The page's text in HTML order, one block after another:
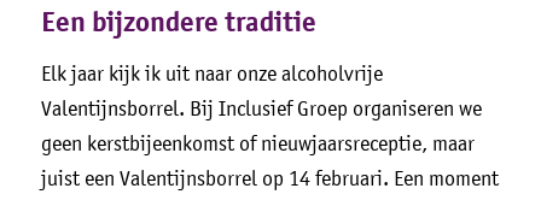
Een bijzondere traditie
Elk jaar kijk ik uit naar onze alcoholvrije
Valentijnsborrel. Bij Inclusief Groep organiseren we
geen kerstbijeenkomst of nieuwjaarsreceptie, maar
juist een Valentijnsborrel op 14 februari. Een moment